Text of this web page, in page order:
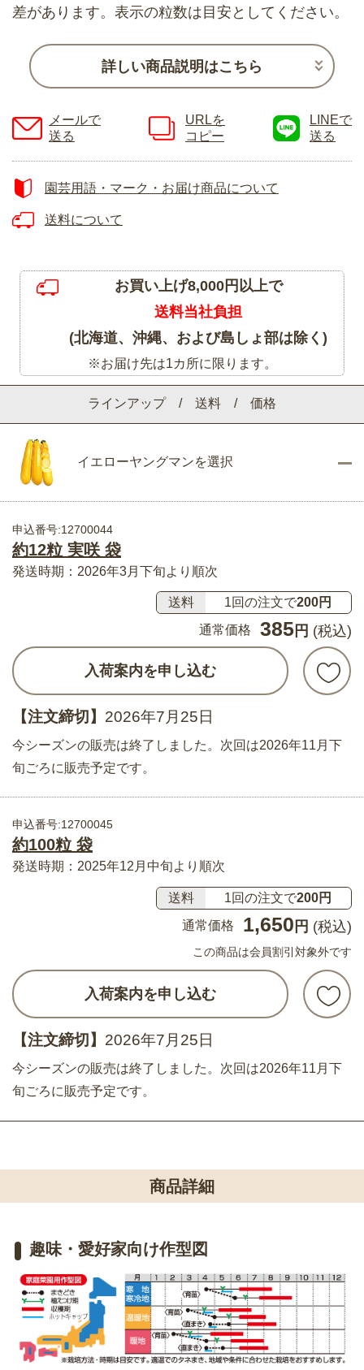
ラインアップ / 送料 / 価格
イエローヤングマンを選択
申込番号:12700044
約12粒 実咲 袋
発送時期：2026年3月下旬より順次
送料 1回の注文で200円
通常価格
385 円 (税込)
入荷案内を申し込む
【注文締切】 2026年7月25日
今シーズンの販売は終了しました。次回は2026年11月下
旬ごろに販売予定です。
申込番号:12700045
約100粒 袋
発送時期：2025年12月中旬より順次
送料 1回の注文で200円
通常価格
1,650 円 (税込)
この商品は会員割引対象外です
入荷案内を申し込む
【注文締切】 2026年7月25日
今シーズンの販売は終了しました。次回は2026年11月下
旬ごろに販売予定です。
差があります。表示の粒数は目安としてください。
詳しい商品説明はこちら
メールで
送る
URLを
コピー
LINEで
送る
園芸用語・マーク・お届け商品について
送料について
お買い上げ8,000円以上で
送料当社負担
(北海道、沖縄、および島しょ部は除く)
※お届け先は1カ所に限ります。
商品詳細
趣味・愛好家向け作型図